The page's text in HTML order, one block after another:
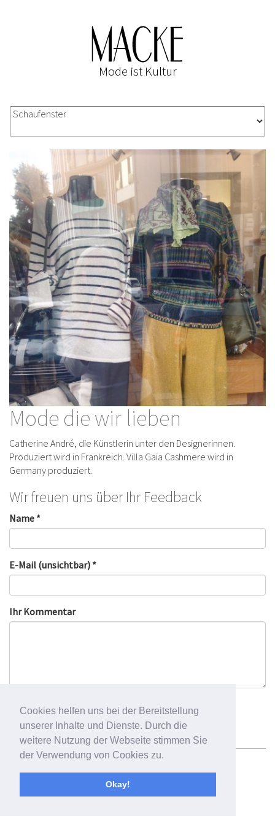
Cookies helfen uns bei der Bereitstellung
unserer Inhalte und Dienste. Durch die
weitere Nutzung der Webseite stimmen Sie
der Verwendung von Cookies zu.
Okay!
Mode ist Kultur
Mode die wir lieben
Catherine André, die Künstlerin unter den Designerinnen.
Produziert wird in Frankreich. Villa Gaia Cashmere wird in
Germany produziert.
Wir freuen uns über Ihr Feedback
Name *
E-Mail (unsichtbar) *
Ihr Kommentar
Impressum